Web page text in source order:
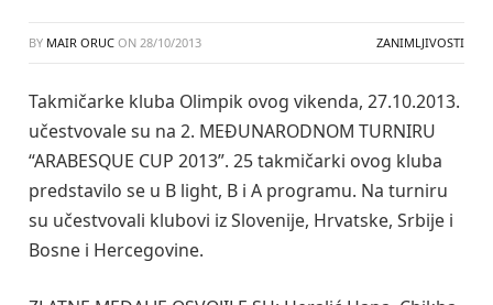
BY MAIR ORUC ON 28/10/2013 ZANIMLJIVOSTI
Takmičarke kluba Olimpik ovog vikenda, 27.10.2013.
učestvovale su na 2. MEĐUNARODNOM TURNIRU
“ARABESQUE CUP 2013”. 25 takmičarki ovog kluba
predstavilo se u B light, B i A programu. Na turniru
su učestvovali klubovi iz Slovenije, Hrvatske, Srbije i
Bosne i Hercegovine.